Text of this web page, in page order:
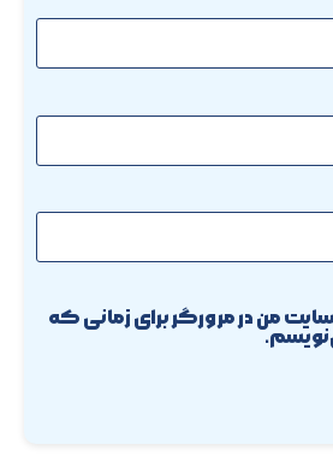
من در مرورگر برای زمانی که